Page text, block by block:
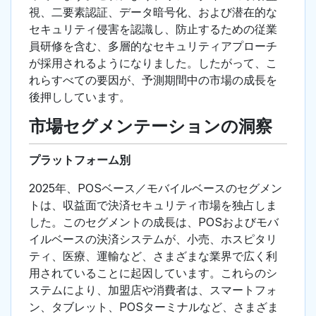
視、二要素認証、データ暗号化、および潜在的な
セキュリティ侵害を認識し、防止するための従業
員研修を含む、多層的なセキュリティアプローチ
が採用されるようになりました。したがって、こ
れらすべての要因が、予測期間中の市場の成長を
後押ししています。
市場セグメンテーションの洞察
プラットフォーム別
2025年、POSベース／モバイルベースのセグメン
トは、収益面で決済セキュリティ市場を独占しま
した。このセグメントの成長は、POSおよびモバ
イルベースの決済システムが、小売、ホスピタリ
ティ、医療、運輸など、さまざまな業界で広く利
用されていることに起因しています。これらのシ
ステムにより、加盟店や消費者は、スマートフォ
ン、タブレット、POSターミナルなど、さまざま